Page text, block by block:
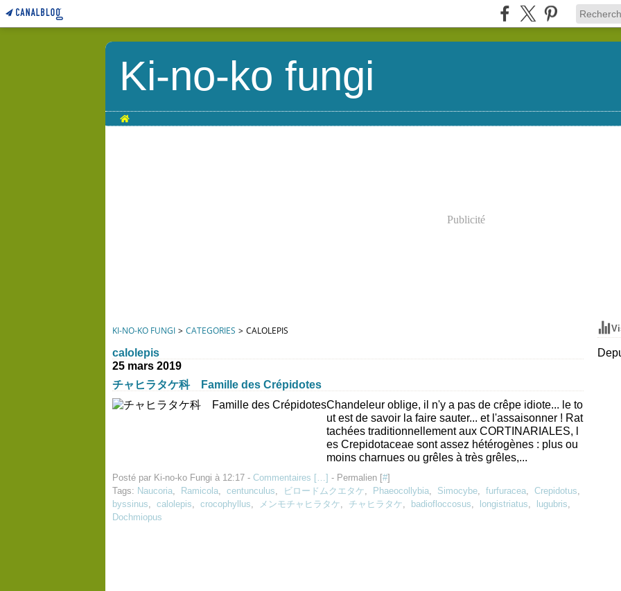
Ki-no-ko fungi
Home
Publicité
KI-NO-KO FUNGI > CATEGORIES > CALOLEPIS
calolepis
25 mars 2019
チャヒラタケ科 Famille des Crépidotes
Chandeleur oblige, il n'y a pas de crêpe idiote... le to
ut est de savoir la faire sauter... et l'assaisonner ! Rat
tachées traditionnellement aux CORTINARIALES, l
es Crepidotaceae sont assez hétérogènes : plus ou
moins charnues ou grêles à très grêles,...
Posté par Ki-no-ko Fungi à 12:17 - Commentaires […] - Permalien [#]
Tags: Naucoria, Ramicola, centunculus, ビロードムクエタケ, Phaeocollybia, Simocybe, furfuracea, Crepidotus,
byssinus, calolepis, crocophyllus, メンモチャヒラタケ, チャヒラタケ, badiofloccosus, longistriatus, lugubris,
Dochmiopus